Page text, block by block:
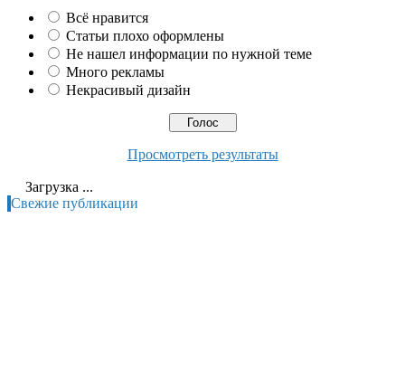
Всё нравится
Статьи плохо оформлены
Не нашел информации по нужной теме
Много рекламы
Некрасивый дизайн
Просмотреть результаты
Загрузка ...
Свежие публикации